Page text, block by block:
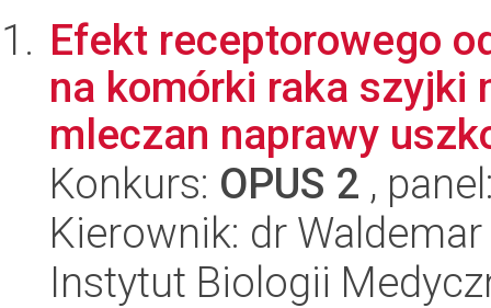
Efekt receptorowego
na komórki raka szyjki
mleczan naprawy
Konkurs: OPUS 2 ,
Kierownik: dr
Instytut Biologii